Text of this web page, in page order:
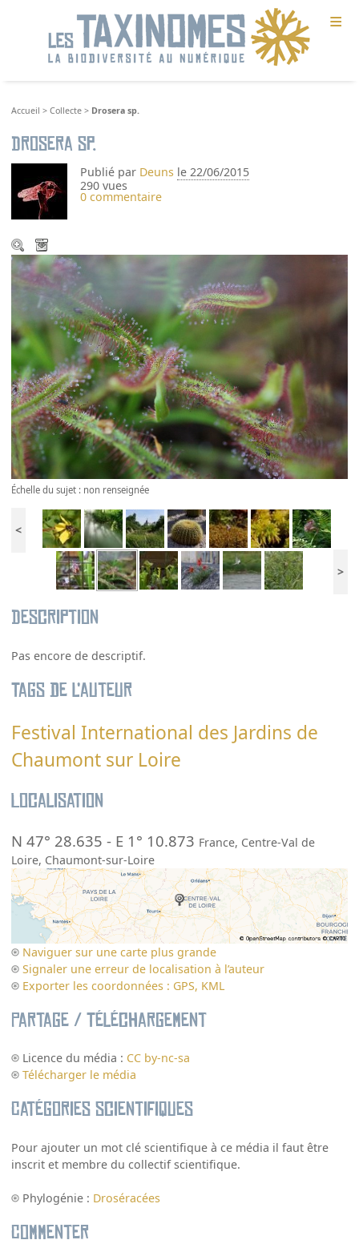
≡
Accueil >Collecte > Drosera sp.
Drosera sp.
Publié par Deuns le 22/06/2015
290 vues
0 commentaire
Échelle du sujet : non renseignée
<
>
Description
Pas encore de descriptif.
Tags de l’auteur
Festival International des Jardins de
Chaumont sur Loire
Localisation
N 47° 28.635 - E 1° 10.873 France, Centre-Val de
Loire, Chaumont-sur-Loire
Naviguer sur une carte plus grande
Signaler une erreur de localisation à l’auteur
Exporter les coordonnées : GPS, KML
Partage / Téléchargement
Licence du média : CC by-nc-sa
Télécharger le média
Catégories scientifiques
Pour ajouter un mot clé scientifique à ce média il faut être
inscrit et membre du collectif scientifique.
Phylogénie : Droséracées
Commenter